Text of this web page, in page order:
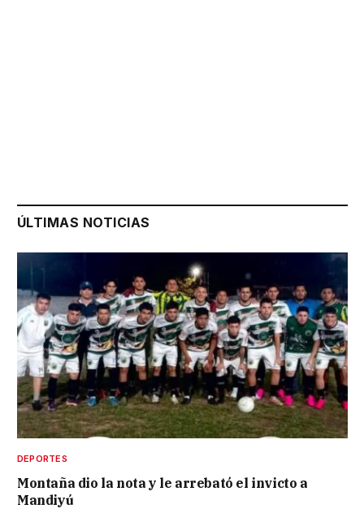
ÚLTIMAS NOTICIAS
DEPORTES
Montaña dio la nota y le arrebató el invicto a
Mandiyú